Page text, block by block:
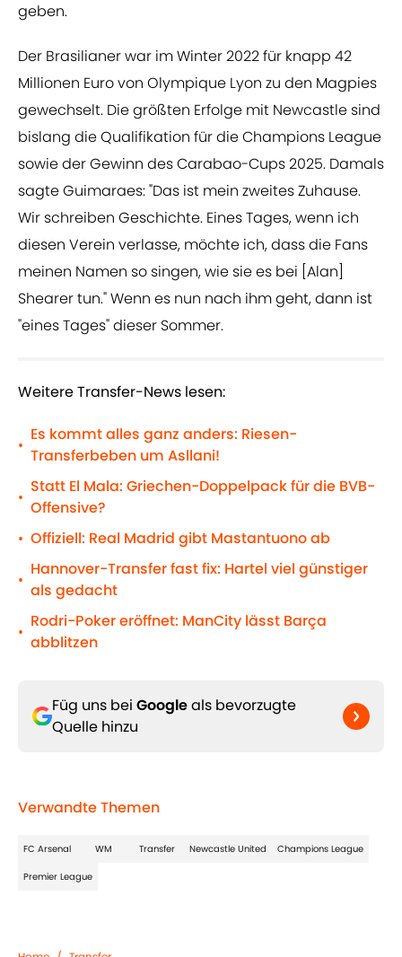
geben.
Der Brasilianer war im Winter 2022 für knapp 42
Millionen Euro von Olympique Lyon zu den Magpies
gewechselt. Die größten Erfolge mit Newcastle sind
bislang die Qualifikation für die Champions League
sowie der Gewinn des Carabao-Cups 2025. Damals
sagte Guimaraes: "Das ist mein zweites Zuhause.
Wir schreiben Geschichte. Eines Tages, wenn ich
diesen Verein verlasse, möchte ich, dass die Fans
meinen Namen so singen, wie sie es bei [Alan]
Shearer tun." Wenn es nun nach ihm geht, dann ist
"eines Tages" dieser Sommer.
Weitere Transfer-News lesen:
•
Es kommt alles ganz anders: Riesen-
Transferbeben um Asllani!
•
Statt El Mala: Griechen-Doppelpack für die BVB-
Offensive?
• Offiziell: Real Madrid gibt Mastantuono ab
•
Hannover-Transfer fast fix: Hartel viel günstiger
als gedacht
•
Rodri-Poker eröffnet: ManCity lässt Barça
abblitzen
Füg uns bei Googleals bevorzugte
Quelle hinzu
Verwandte Themen
FC Arsenal WM Transfer Newcastle United Champions League
Premier League